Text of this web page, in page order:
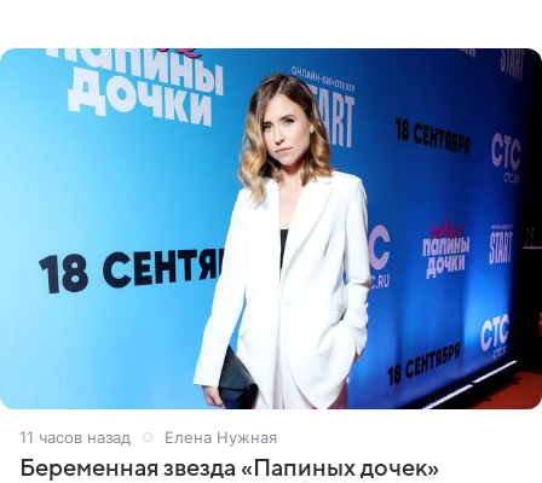
11 часов назад Елена Нужная
Беременная звезда «Папиных дочек»